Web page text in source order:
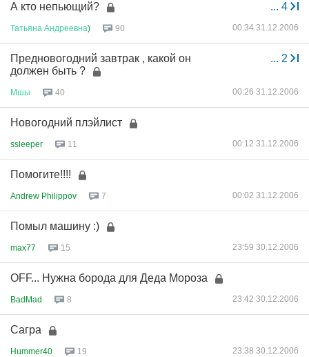
... 4
А кто непьющий?
Татьяна Андреевна) 90 00:34 31.12.2006
... 2
Предновогодний завтрак , какой он
должен быть ?
Мшы 40 00:26 31.12.2006
Новогодний плэйлист
ssleeper 11 00:12 31.12.2006
Помогите!!!!
Andrew Philippov 7 00:02 31.12.2006
Помыл машину :)
max77 15 23:59 30.12.2006
OFF... Нужна борода для Деда Мороза
BadMad 8 23:42 30.12.2006
Сагра
Hummer40 19 23:38 30.12.2006